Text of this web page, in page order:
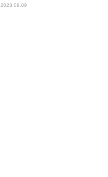
愛”語る「調子に乗ってたら教
2023.09.09